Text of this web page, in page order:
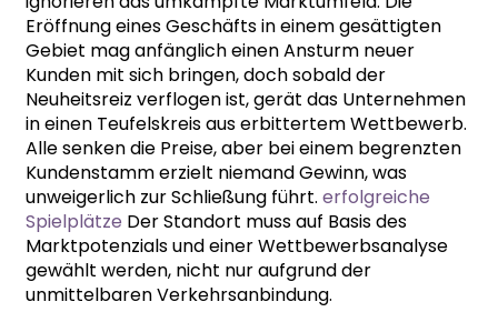
Eröffnung eines Geschäfts in einem gesättigten
Gebiet mag anfänglich einen Ansturm neuer
Kunden mit sich bringen, doch sobald der
Neuheitsreiz verflogen ist, gerät das Unternehmen
in einen Teufelskreis aus erbittertem Wettbewerb.
Alle senken die Preise, aber bei einem begrenzten
Kundenstamm erzielt niemand Gewinn, was
unweigerlich zur Schließung führt. erfolgreiche
Spielplätze Der Standort muss auf Basis des
Marktpotenzials und einer Wettbewerbsanalyse
gewählt werden, nicht nur aufgrund der
unmittelbaren Verkehrsanbindung.